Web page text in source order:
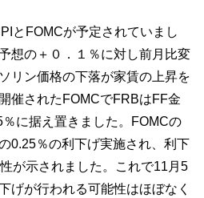
とFOMCが予定されていまし
想の＋０．１％に対し前月比変
リン価格の下落が家賃の上昇を
催されたFOMCでFRBはFF金
に据え置きました。FOMCの
0.25％の利下げ実施され、利下
が示されました。これで11 月5
げが行われる可能性はほぼなく